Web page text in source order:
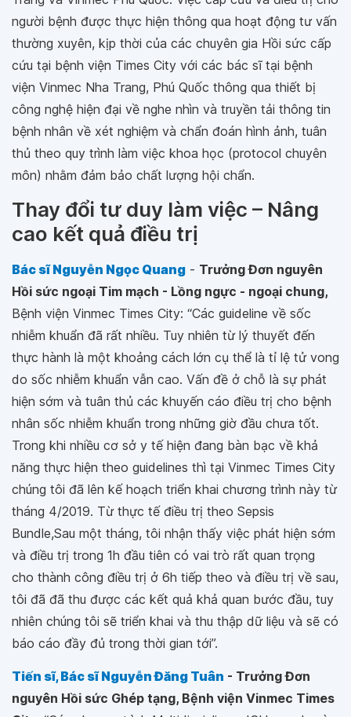
người bệnh được thực hiện thông qua hoạt động tư vấn
thường xuyên, kịp thời của các chuyên gia Hồi sức cấp
cứu tại bệnh viện Times City với các bác sĩ tại bệnh
viện Vinmec Nha Trang, Phú Quốc thông qua thiết bị
công nghệ hiện đại về nghe nhìn và truyền tải thông tin
bệnh nhân về xét nghiệm và chẩn đoán hình ảnh, tuân
thủ theo quy trình làm việc khoa học (protocol chuyên
môn) nhằm đảm bảo chất lượng hội chẩn.
Thay đổi tư duy làm việc – Nâng
cao kết quả điều trị
Bác sĩ Nguyễn Ngọc Quang - Trưởng Đơn nguyên
Hồi sức ngoại Tim mạch - Lồng ngực - ngoại chung,
Bệnh viện Vinmec Times City: “Các guideline về sốc
nhiễm khuẩn đã rất nhiều. Tuy nhiên từ lý thuyết đến
thực hành là một khoảng cách lớn cụ thể là tỉ lệ tử vong
do sốc nhiễm khuẩn vẫn cao. Vấn đề ở chỗ là sự phát
hiện sớm và tuân thủ các khuyến cáo điều trị cho bệnh
nhân sốc nhiễm khuẩn trong những giờ đầu chưa tốt.
Trong khi nhiều cơ sở y tế hiện đang bàn bạc về khả
năng thực hiện theo guidelines thì tại Vinmec Times City
chúng tôi đã lên kế hoạch triển khai chương trình này từ
tháng 4/2019. Từ thực tế điều trị theo Sepsis
Bundle,Sau một tháng, tôi nhận thấy việc phát hiện sớm
và điều trị trong 1h đầu tiên có vai trò rất quan trọng
cho thành công điều trị ở 6h tiếp theo và điều trị về sau,
tôi đã đã thu được các kết quả khả quan bước đầu, tuy
nhiên chúng tôi sẽ triển khai và thu thập dữ liệu và sẽ có
báo cáo đầy đủ trong thời gian tới”.
Tiến sĩ, Bác sĩ Nguyễn Đăng Tuân - Trưởng Đơn
nguyên Hồi sức Ghép tạng, Bệnh viện Vinmec Times